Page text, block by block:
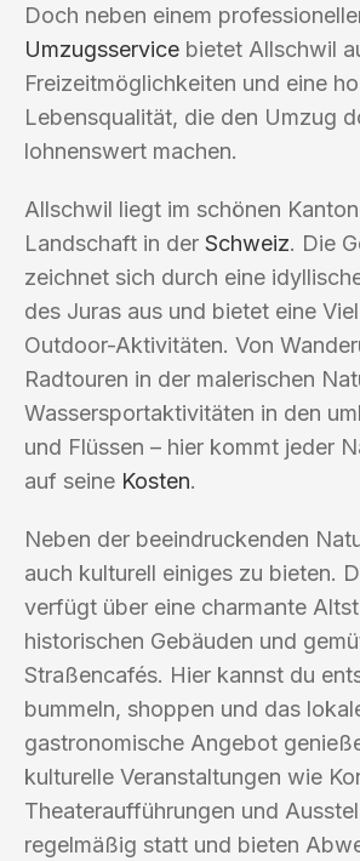
Doch neben einem
Umzugsservice bietet Allschwil
Freizeitmöglichkeiten und eine
Lebensqualität, die den Umzug
lohnenswert machen.
Allschwil liegt im schönen
Landschaft in der Schweiz. Die
zeichnet sich durch eine
des Juras aus und bietet eine
Outdoor-Aktivitäten. Von
Radtouren in der malerischen
Wassersportaktivitäten in den
und Flüssen – hier kommt jeder
auf seine Kosten.
Neben der beeindruckenden
auch kulturell einiges zu bieten.
verfügt über eine charmante
historischen Gebäuden und
Straßencafés. Hier kannst du
bummeln, shoppen und das
gastronomische Angebot
kulturelle Veranstaltungen wie
Theateraufführungen und
regelmäßig statt und bieten